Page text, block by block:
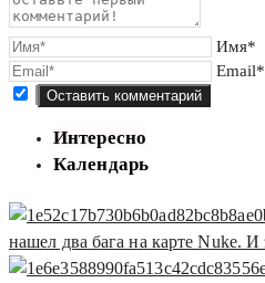
Имя*
Email*
Интересно
Календарь
нашел два бага на карте Nuke.